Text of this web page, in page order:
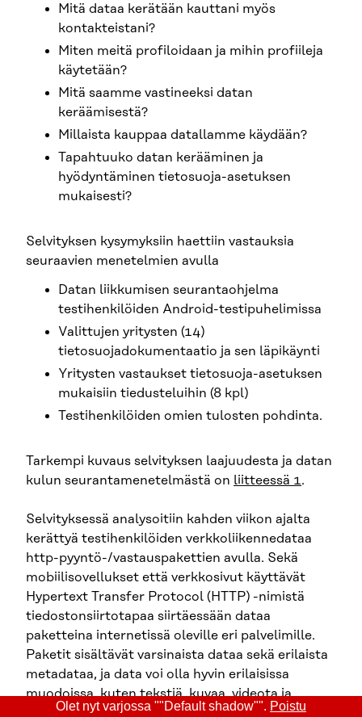
Mitä dataa kerätään kauttani myös
kontakteistani?
Miten meitä profiloidaan ja mihin profiileja
käytetään?
Mitä saamme vastineeksi datan
keräämisestä?
Millaista kauppaa datallamme käydään?
Tapahtuuko datan kerääminen ja
hyödyntäminen tietosuoja-asetuksen
mukaisesti?
Selvityksen kysymyksiin haettiin vastauksia
seuraavien menetelmien avulla
Datan liikkumisen seurantaohjelma
testihenkilöiden Android-testipuhelimissa
Valittujen yritysten (14)
tietosuojadokumentaatio ja sen läpikäynti
Yritysten vastaukset tietosuoja-asetuksen
mukaisiin tiedusteluihin (8 kpl)
Testihenkilöiden omien tulosten pohdinta.
Tarkempi kuvaus selvityksen laajuudesta ja datan
kulun seurantamenetelmästä on liitteessä 1.
Selvityksessä analysoitiin kahden viikon ajalta
kerättyä testihenkilöiden verkkoliikennedataa
http-pyyntö-/vastauspakettien avulla. Sekä
mobiilisovellukset että verkkosivut käyttävät
Hypertext Transfer Protocol (HTTP) -nimistä
tiedostonsiirtotapaa siirtäessään dataa
paketteina internetissä oleville eri palvelimille.
Paketit sisältävät varsinaista dataa sekä erilaista
metadataa, ja data voi olla hyvin erilaisissa
muodoissa, kuten tekstiä, kuvaa, videota ja
javascript-ohjelmia.
Olet nyt varjossa ""Default shadow"". Poistu